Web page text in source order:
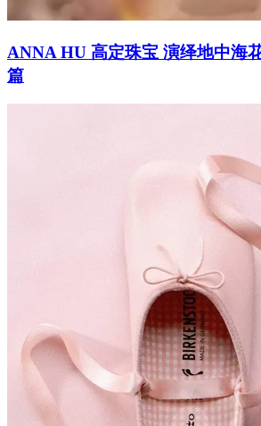
ANNA HU 高定珠宝 演绎地中海
篇